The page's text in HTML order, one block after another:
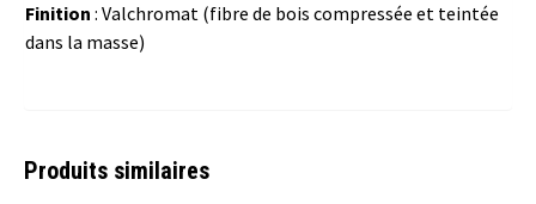
Finition : Valchromat (fibre de bois compressée et teintée
dans la masse)
Produits similaires